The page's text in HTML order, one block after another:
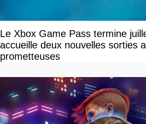
Le Xbox Game Pass termine
accueille deux nouvelles sorties
prometteuses